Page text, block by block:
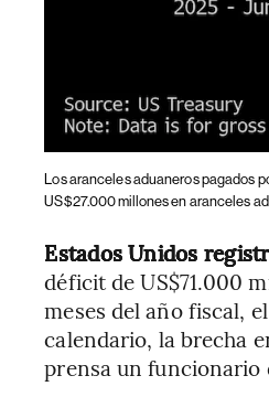
Los aranceles aduaneros pagados
US$27.000 millones en aranceles
Estados Unidos
déficit de US$71.000
meses del año fiscal,
calendario, la brecha
prensa un funcionario